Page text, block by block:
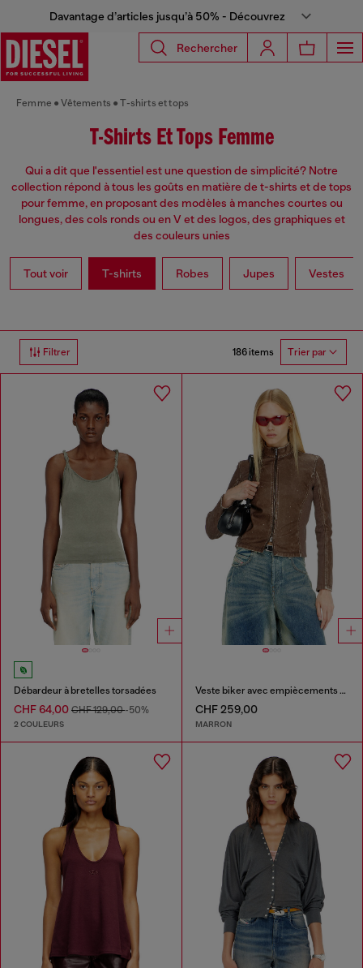
Davantage d’articles jusqu’à 50% - Découvrez
Rechercher
Femme Vêtements T-shirts et tops
T-Shirts Et Tops Femme
Qui a dit que l'essentiel est une question de simplicité? Notre
collection répond à tous les goûts en matière de t-shirts et de tops
pour femme, en proposant des modèles à manches courtes ou
longues, des cols ronds ou en V et des logos, des graphiques et
des couleurs unies
Tout voir T-shirts Robes Jupes Vestes
Filtrer 186 items Trier par
Débardeur à bretelles torsadées
CHF 64,00 CHF 129,00-50%
2 COULEURS
Veste biker avec empiècements en maille côtelée
CHF 259,00
MARRON